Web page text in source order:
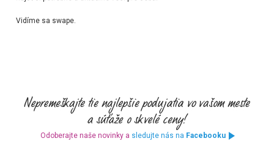
Vidíme sa swape.
Odoberajte naše novinky a sledujte nás na Facebooku